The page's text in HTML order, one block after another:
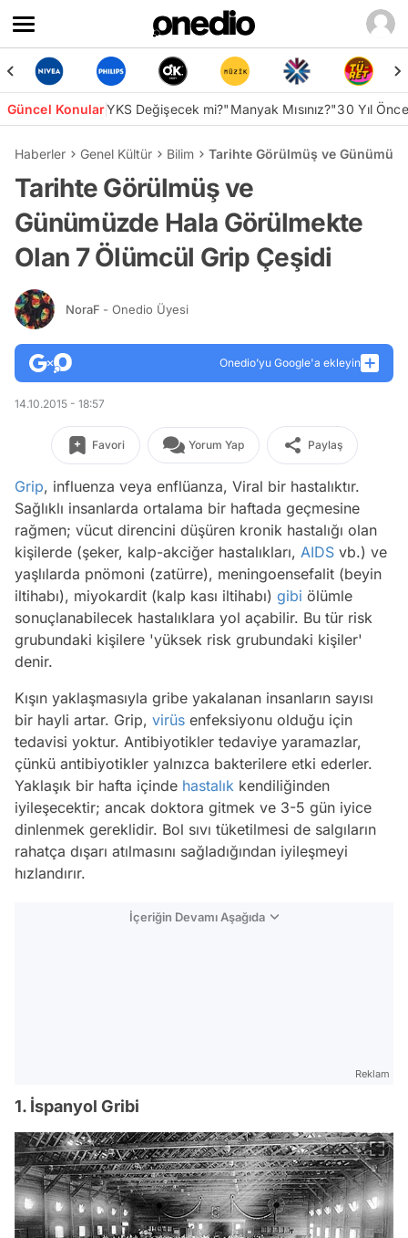
Güncel KonularYKS Değişecek mi?"Manyak Mısınız?"30 Yıl
Haberler Genel Kültür Bilim Tarihte Görülmüş ve
Tarihte Görülmüş ve
Günümüzde Hala Görülmekte
Olan 7 Ölümcül Grip Çeşidi
NoraF - Onedio Üyesi
Onedio’yu Google'a ekleyin
14.10.2015 - 18:57
Favori Yorum Yap Paylaş
Grip, influenza veya enflüanza, Viral bir hastalıktır.
Sağlıklı insanlarda ortalama bir haftada geçmesine
rağmen; vücut direncini düşüren kronik hastalığı olan
kişilerde (şeker, kalp-akciğer hastalıkları, AIDS vb.) ve
yaşlılarda pnömoni (zatürre), meningoensefalit (beyin
iltihabı), miyokardit (kalp kası iltihabı) gibi ölümle
sonuçlanabilecek hastalıklara yol açabilir. Bu tür risk
grubundaki kişilere 'yüksek risk grubundaki kişiler'
denir.
Kışın yaklaşmasıyla gribe yakalanan insanların sayısı
bir hayli artar. Grip, virüs enfeksiyonu olduğu için
tedavisi yoktur. Antibiyotikler tedaviye yaramazlar,
çünkü antibiyotikler yalnızca bakterilere etki ederler.
Yaklaşık bir hafta içinde hastalık kendiliğinden
iyileşecektir; ancak doktora gitmek ve 3-5 gün iyice
dinlenmek gereklidir. Bol sıvı tüketilmesi de salgıların
rahatça dışarı atılmasını sağladığından iyileşmeyi
hızlandırır.
İçeriğin Devamı Aşağıda
Reklam
1. İspanyol Gribi